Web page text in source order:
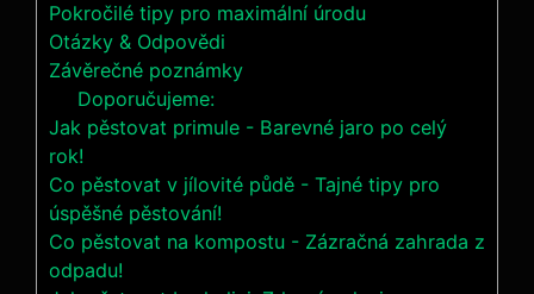
Pokročilé tipy pro maximální úrodu
Otázky &⁢ Odpovědi
Závěrečné⁢ poznámky
Doporučujeme:
Jak pěstovat primule - Barevné jaro po celý
rok!
Co pěstovat v jílovité půdě - Tajné tipy pro
úspěšné pěstování!
Co pěstovat na kompostu - Zázračná zahrada z
odpadu!